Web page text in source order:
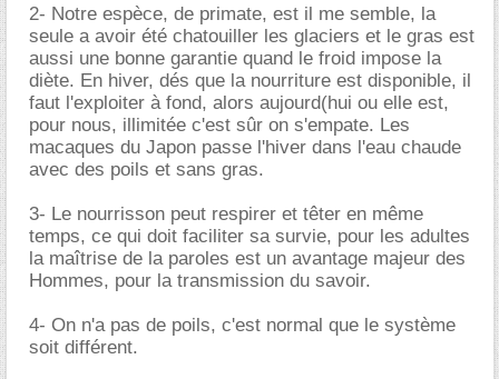
2- Notre espèce, de primate, est il me semble, la
seule a avoir été chatouiller les glaciers et le gras est
aussi une bonne garantie quand le froid impose la
diète. En hiver, dés que la nourriture est disponible, il
faut l'exploiter à fond, alors aujourd(hui ou elle est,
pour nous, illimitée c'est sûr on s'empate. Les
macaques du Japon passe l'hiver dans l'eau chaude
avec des poils et sans gras.
3- Le nourrisson peut respirer et têter en même
temps, ce qui doit faciliter sa survie, pour les adultes
la maîtrise de la paroles est un avantage majeur des
Hommes, pour la transmission du savoir.
4- On n'a pas de poils, c'est normal que le système
soit différent.